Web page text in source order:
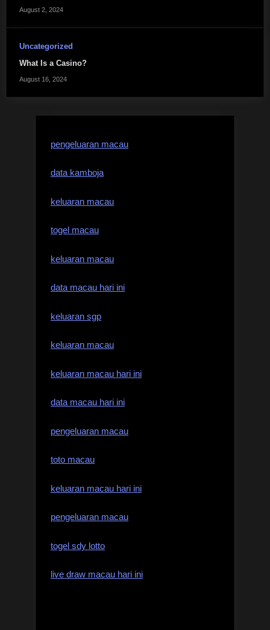
August 2, 2024
Uncategorized
What Is a Casino?
August 16, 2024
pengeluaran macau
data kamboja
keluaran macau
togel macau
keluaran macau
data macau hari ini
keluaran sgp
keluaran macau
keluaran macau hari ini
data macau hari ini
pengeluaran macau
toto macau
keluaran macau hari ini
pengeluaran macau
togel sdy lotto
live draw macau hari ini